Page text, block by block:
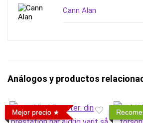
Cann Alan
Análogos y productos
Mejor precio